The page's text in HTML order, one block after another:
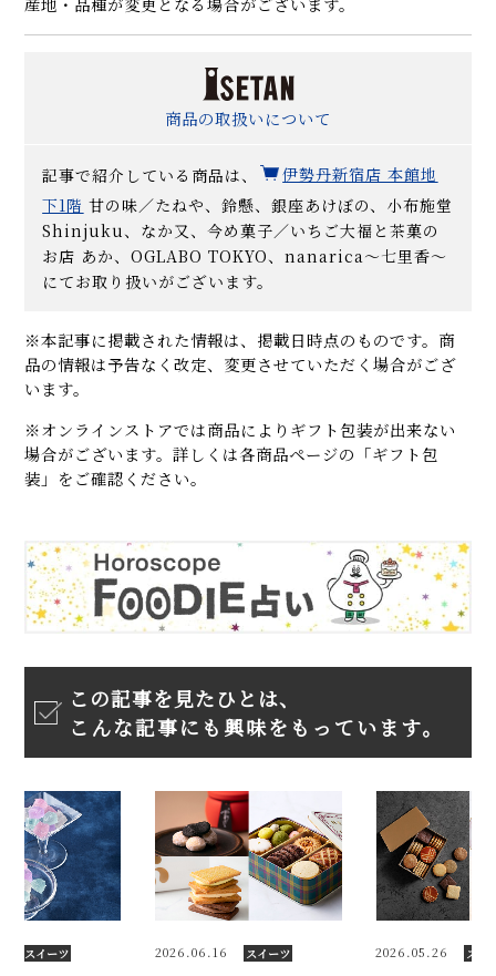
商品の取扱いについて
記事で紹介している商品は、
伊勢丹新宿店 本館地
下1階 甘の味／たねや、鈴懸、銀座あけぼの、小布施堂
Shinjuku、なか又、今め菓子／いちご大福と茶菓の
お店 あか、OGLABO TOKYO、nanarica～七里香～
にてお取り扱いがございます。
※本記事に掲載された情報は、掲載日時点のものです。商
品の情報は予告なく改定、変更させていただく場合がござ
います。
※オンラインストアでは商品によりギフト包装が出来ない
場合がございます。詳しくは各商品ページの「ギフト包
装」をご確認ください。
この記事を見たひとは、
こんな記事にも興味をもっています。
スイーツ 2026.05.26 スイーツ 2026.06.09 スイ